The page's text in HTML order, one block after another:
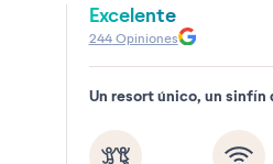
Excelente
244Opiniones
Un resort único, un sinfín